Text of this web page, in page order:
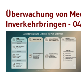
Überwachung von
Inverkehrbringen -